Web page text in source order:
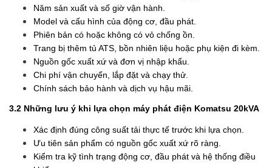
Năm sản xuất và số giờ vận hành.
Model và cấu hình của động cơ, đầu phát.
Phiên bản có hoặc không có vỏ chống ồn.
Trang bị thêm tủ ATS, bồn nhiên liệu hoặc phụ kiện đi kèm.
Nguồn gốc xuất xứ và đơn vị nhập khẩu.
Chi phí vận chuyển, lắp đặt và chạy thử.
Chính sách bảo hành và dịch vụ hậu mãi.
3.2 Những lưu ý khi lựa chọn máy phát điện Komatsu 20kVA
Xác định đúng công suất tải thực tế trước khi lựa chọn.
Ưu tiên sản phẩm có nguồn gốc xuất xứ rõ ràng.
Kiểm tra kỹ tình trạng động cơ, đầu phát và hệ thống điều